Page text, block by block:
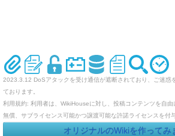
2023.3.12 DoSアタックを受け通信が遮断されており、ご迷惑
ております。
利用規約: 利用者は、WikiHouseに対し、投稿コンテンツを自由
無償、サブライセンス可能かつ譲渡可能な許諾ライセンスを付
オリジナルのWikiを作ってみ